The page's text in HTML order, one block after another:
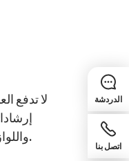
لا تدفع
.
الدردشة
اتصل بنا